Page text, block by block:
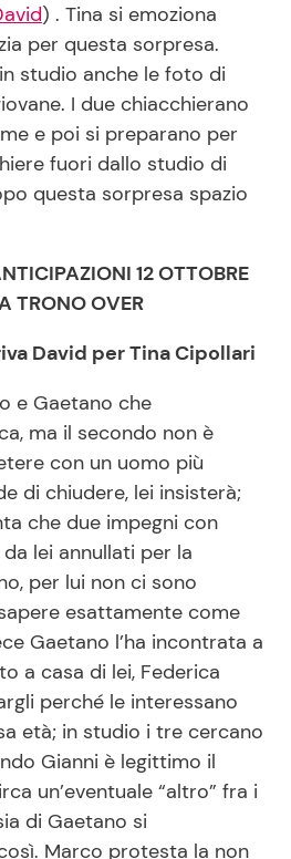
) . Tina si emoziona
per questa sorpresa.
studio anche le foto di
I due chiacchierano
e poi si preparano per
fuori dallo studio di
questa sorpresa spazio
12 OTTOBRE
TRONO OVER
David per Tina Cipollari
e Gaetano che
ma il secondo non è
con un uomo più
di chiudere, lei insisterà;
che due impegni con
lei annullati per la
per lui non ci sono
esattamente come
Gaetano l’ha incontrata a
a casa di lei, Federica
perché le interessano
età; in studio i tre cercano
Gianni è legittimo il
un’eventuale “altro” fra i
di Gaetano si
Marco protesta la non